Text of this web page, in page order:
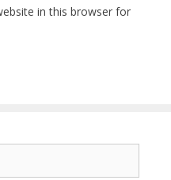
in this browser for